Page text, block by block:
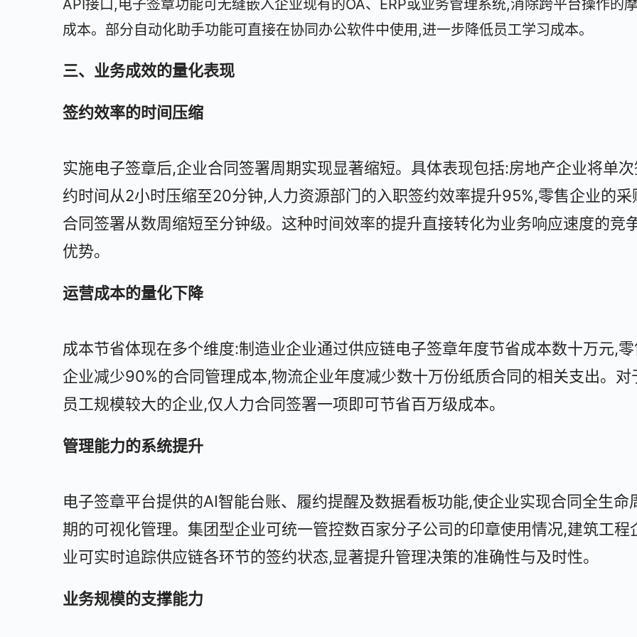
API接口,电子签章功能可无缝嵌入企业现有的OA、ERP或业务管理系统,消除跨平台操作的
成本。部分自动化助手功能可直接在协同办公软件中使用,进一步降低员工学习成本。
三、业务成效的量化表现
签约效率的时间压缩
实施电子签章后,企业合同签署周期实现显著缩短。具体表现包括:房地产企业将单次
约时间从2小时压缩至20分钟,人力资源部门的入职签约效率提升95%,零售企业的采
合同签署从数周缩短至分钟级。这种时间效率的提升直接转化为业务响应速度的竞
优势。
运营成本的量化下降
成本节省体现在多个维度:制造业企业通过供应链电子签章年度节省成本数十万元,零
企业减少90%的合同管理成本,物流企业年度减少数十万份纸质合同的相关支出。对
员工规模较大的企业,仅人力合同签署一项即可节省百万级成本。
管理能力的系统提升
电子签章平台提供的AI智能台账、履约提醒及数据看板功能,使企业实现合同全生命
期的可视化管理。集团型企业可统一管控数百家分子公司的印章使用情况,建筑工程
业可实时追踪供应链各环节的签约状态,显著提升管理决策的准确性与及时性。
业务规模的支撑能力